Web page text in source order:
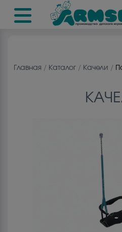
Главная / Каталог / Качели /